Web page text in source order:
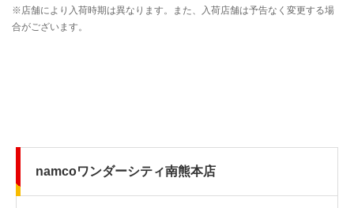
namcoワンダーシティ南熊本店